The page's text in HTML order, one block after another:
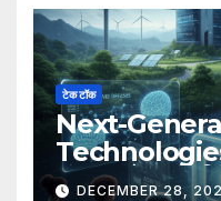
टेक टॉक
Next-
संभावनाएँ, नया
DECEMBER 28,